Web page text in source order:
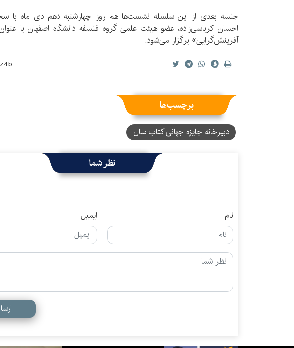
جلسه بعدی از این سلسله نشست‌ها هم روز چهارشنبه دهم دی ماه با
احسان کرباسی‌زاده، عضو هیئت علمی گروه فلسفه دانشگاه اصفهان با
آفرینش‌گرایی» برگزار می‌شود.
برچسب‌ها
دبیرخانه جایزه جهانی کتاب سال
نظر شما
نام ایمیل